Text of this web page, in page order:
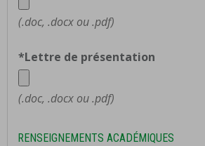
(.doc, .docx ou .pdf)
*Lettre de présentation
(.doc, .docx ou .pdf)
RENSEIGNEMENTS ACADÉMIQUES